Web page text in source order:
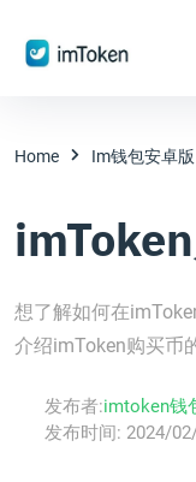
Home Im钱包安卓版
想了解如何在
介绍imToken购买币
发布者:imtoken钱
发布时间: 2024/